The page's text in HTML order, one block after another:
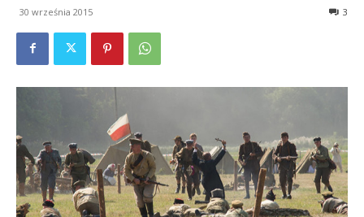
30 września 2015 3